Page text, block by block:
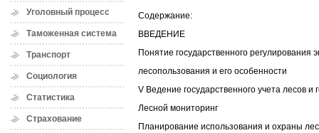
Уголовный процесс
Таможенная система
Транспорт
Социология
Статистика
Страхование
Содержание:
ВВЕДЕНИЕ
Понятие государственного регулирования
лесопользования и его особенности
V Ведение государственного учета лесов и
Лесной мониторинг
Планирование использования и охраны